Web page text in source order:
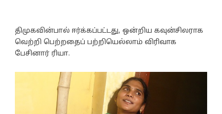
திமுகவின்பால் ஈர்க்கப்பட்டது, ஒன்றிய கவுன்சிலராக
வெற்றி பெற்றதைப் பற்றியெல்லாம் விரிவாக
பேசினார் ரியா.